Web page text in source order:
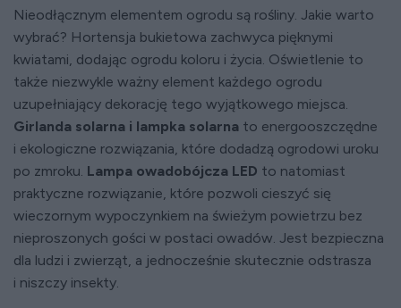
Nieodłącznym elementem ogrodu są rośliny. Jakie warto
wybrać? Hortensja bukietowa zachwyca pięknymi
kwiatami, dodając ogrodu koloru i życia. Oświetlenie to
także niezwykle ważny element każdego ogrodu
uzupełniający dekorację tego wyjątkowego miejsca.
Girlanda solarna i lampka solarna to energooszczędne
i ekologiczne rozwiązania, które dodadzą ogrodowi uroku
po zmroku. Lampa owadobójcza LED to natomiast
praktyczne rozwiązanie, które pozwoli cieszyć się
wieczornym wypoczynkiem na świeżym powietrzu bez
nieproszonych gości w postaci owadów. Jest bezpieczna
dla ludzi i zwierząt, a jednocześnie skutecznie odstrasza
i niszczy insekty.